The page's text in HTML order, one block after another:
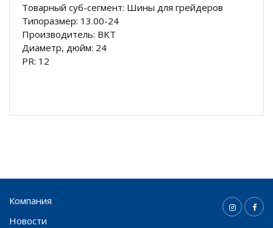
Товарный суб-сегмент: Шины для грейдеров
Типоразмер: 13.00-24
Производитель: BKT
Диаметр, дюйм: 24
PR: 12
Компания
Новости